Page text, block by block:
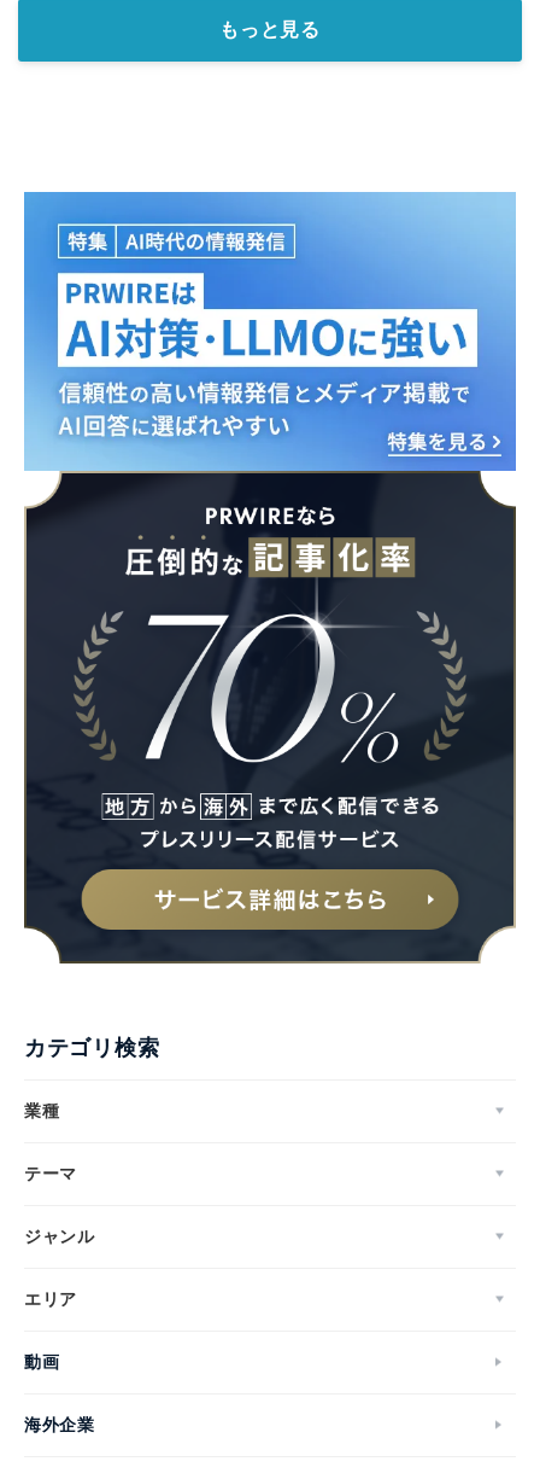
もっと見る
カテゴリ検索
業種
テーマ
ジャンル
エリア
動画
海外企業